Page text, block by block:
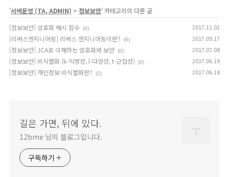
'서버운영 (TA, ADMIN) > 정보보안' 카테고리의 다른 글
[정보보안] 암호화 해시 함수 (0) 2017.11.02
[리버스엔지니어링] 리버스 엔지니어링이란? (0) 2017.09.17
[정보보안] JCA로 이해하는 암호화와 보안 (0) 2017.07.08
[정보보안] 비식별화 (k-익명성, l-다양성, t-근접성) (0) 2017.06.19
[정보보안] 개인정보 비식별화란? (2) 2017.06.18
길은 가면, 뒤에 있다.
12bme 님의 블로그입니다.
구독하기